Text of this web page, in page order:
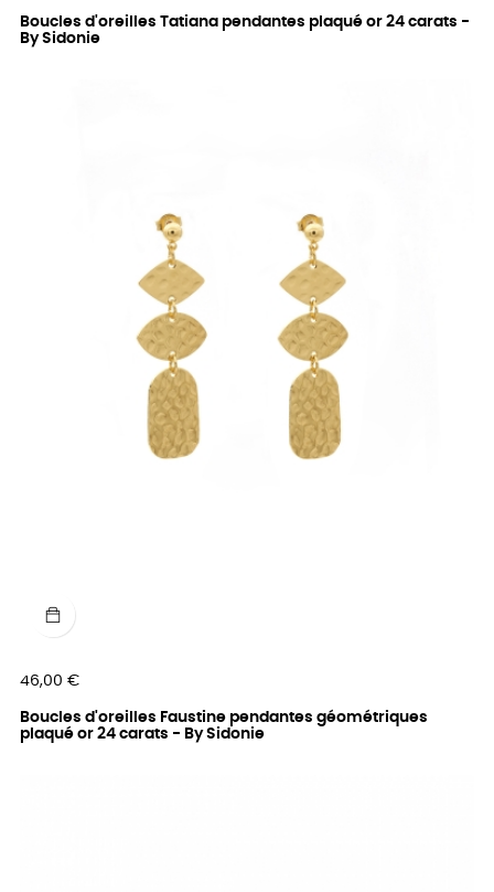
Boucles d'oreilles Tatiana pendantes plaqué or 24 carats -
By Sidonie
Prix
46,00 €
Boucles d'oreilles Faustine pendantes géométriques
plaqué or 24 carats - By Sidonie